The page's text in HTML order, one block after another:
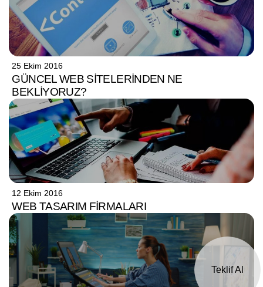
25 Ekim 2016
GÜNCEL WEB SITELERINDEN NE
BEKLIYORUZ?
12 Ekim 2016
WEB TASARIM FIRMALARI
Teklif Al